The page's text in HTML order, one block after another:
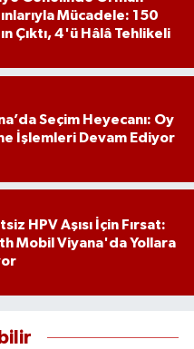
Mücadele: 150
Çıktı, 4'ü Hâlâ Tehlikeli
Seçim Heyecanı: Oy
İşlemleri Devam Ediyor
HPV Aşısı İçin Fırsat:
Mobil Viyana'da Yollara